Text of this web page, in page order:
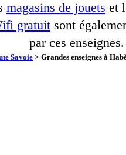
magasins de jouets et
gratuit sont
par ces enseignes.
Savoie > Grandes enseignes à